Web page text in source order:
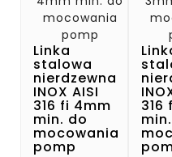
Linka
stalowa
nierdzewna
INOX AISI
316 fi 4mm
min. do
mocowania
pomp
316